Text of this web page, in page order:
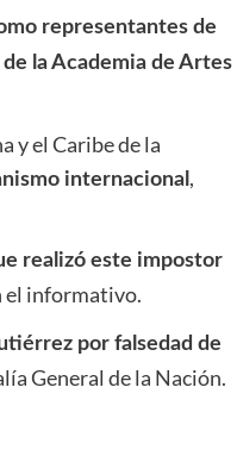
representantes de
la Academia de Artes
y el Caribe de la
internacional ,
realizó este impostor
el informativo.
por falsedad de
General de la Nación.